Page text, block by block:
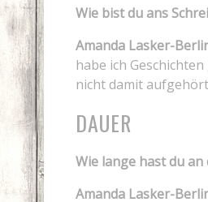
Wie bist du ans
Amanda Lasker-
habe ich
nicht damit
DAUER
Wie lange hast du
Amanda Lasker-